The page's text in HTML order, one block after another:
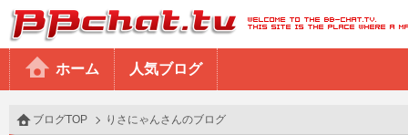
BBchatTV
ホーム 人気ブログ
ブログTOP りさにゃんさんのブログ